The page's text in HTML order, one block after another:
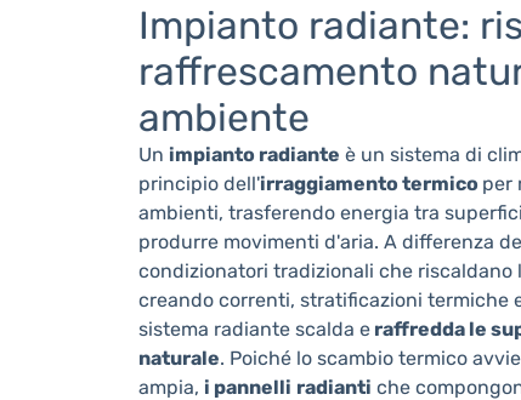
Impianto radiante:
raffrescamento
ambiente
Un impianto radiante è un sistema di
principio dell'irraggiamento termico per
ambienti, trasferendo energia tra
produrre movimenti d'aria. A differenza
condizionatori tradizionali che riscaldano
creando correnti, stratificazioni termiche
sistema radiante scalda e raffredda le
naturale. Poiché lo scambio termico
ampia, i pannelli radianti che